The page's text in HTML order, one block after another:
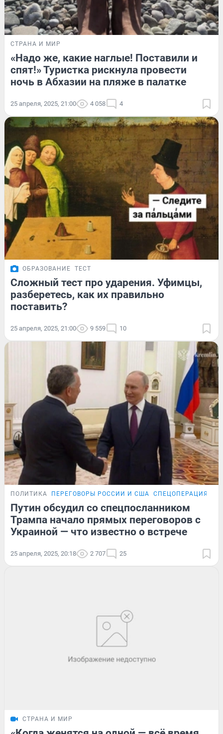
СТРАНА И МИР
«Надо же, какие наглые! Поставили и
спят!» Туристка рискнула провести
ночь в Абхазии на пляже в палатке
25 апреля, 2025, 21:00 4 058 4
ОБРАЗОВАНИЕ ТЕСТ
Сложный тест про ударения. Уфимцы,
разберетесь, как их правильно
поставить?
25 апреля, 2025, 21:00 9 559 10
ПОЛИТИКА ПЕРЕГОВОРЫ РОССИИ И США СПЕЦОПЕРАЦИЯ НА
Путин обсудил со спецпосланником
Трампа начало прямых переговоров с
Украиной — что известно о встрече
25 апреля, 2025, 20:18 2 707 25
СТРАНА И МИР